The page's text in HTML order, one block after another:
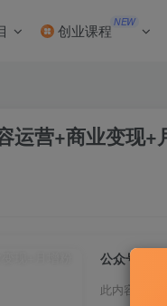
创业课程 NEW
运营+商业变现
公众号变
此内容为付